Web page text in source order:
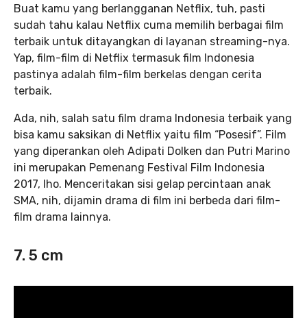
Buat kamu yang berlangganan Netflix, tuh, pasti
sudah tahu kalau Netflix cuma memilih berbagai film
terbaik untuk ditayangkan di layanan streaming-nya.
Yap, film-film di Netflix termasuk film Indonesia
pastinya adalah film-film berkelas dengan cerita
terbaik.
Ada, nih, salah satu film drama Indonesia terbaik yang
bisa kamu saksikan di Netflix yaitu film “Posesif”. Film
yang diperankan oleh Adipati Dolken dan Putri Marino
ini merupakan Pemenang Festival Film Indonesia
2017, lho. Menceritakan sisi gelap percintaan anak
SMA, nih, dijamin drama di film ini berbeda dari film-
film drama lainnya.
7. 5 cm